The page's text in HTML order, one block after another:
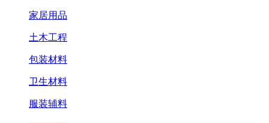
家居用品
土木工程
包装材料
卫生材料
服装辅料